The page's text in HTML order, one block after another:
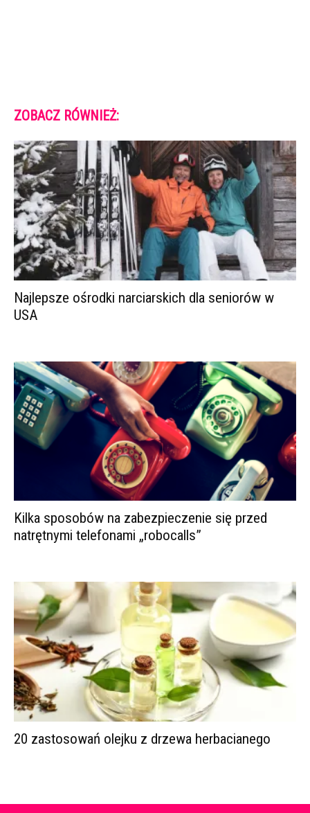
ZOBACZ RÓWNIEŻ:
Najlepsze ośrodki narciarskich dla seniorów w
USA
Kilka sposobów na zabezpieczenie się przed
natrętnymi telefonami „robocalls”
20 zastosowań olejku z drzewa herbacianego